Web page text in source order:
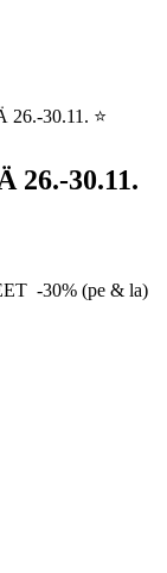
30.11. ⭐
26.-30.11.
-30% (pe & la)